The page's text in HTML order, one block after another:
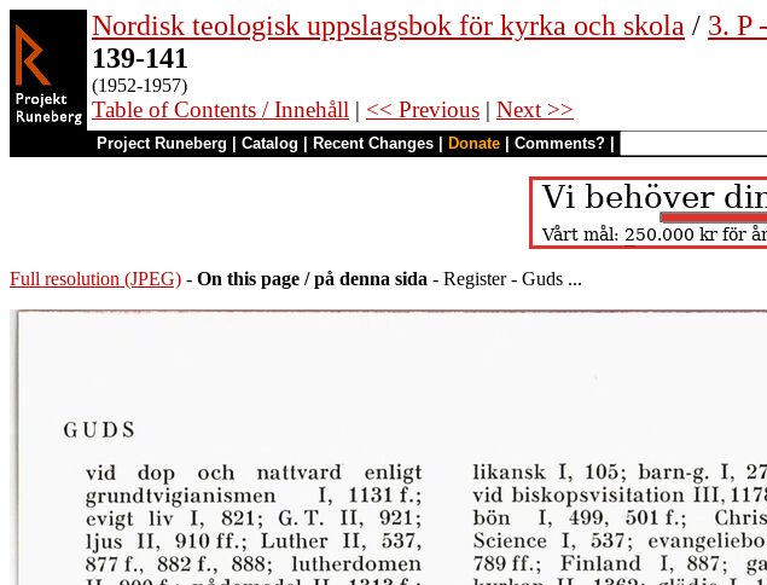
Nordisk teologisk uppslagsbok för kyrka och skola / 3. P
139-141
(1952-1957)
Table of Contents / Innehåll | << Previous | Next >>
Project Runeberg Catalog Recent Changes Donate Comments?
Full resolution (JPEG) - On this page / på denna sida - Register - Guds ...